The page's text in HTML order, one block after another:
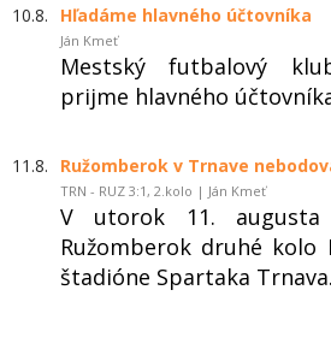
10.8. Hľadáme hlavného účtovníka
Ján Kmeť
Mestský futbalový
prijme hlavného
11.8. Ružomberok v Trnave
TRN - RUZ 3:1, 2.kolo | Ján Kmeť
V utorok 11. augusta
Ružomberok druhé kolo
štadióne Spartaka Trnava.